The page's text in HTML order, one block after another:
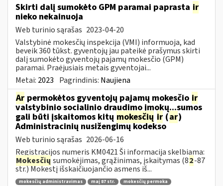
Skirti dalį sumokėto GPM paramai paprasta ir
nieko nekainuoja
Web turinio sąrašas 2023-04-20
Valstybinė mokesčių inspekcija (VMI) informuoja, kad
beveik 360 tūkst. gyventojų jau pateikė prašymus skirti
dalį sumokėto gyventojų pajamų mokesčio (GPM)
paramai. Praėjusiais metais gyventojai...
Metai: 2023 Pagrindinis: Naujiena
Ar permokėtos gyventojų pajamų mokesčio ir
valstybinio socialinio draudimo įmokų...sumos
gali būti įskaitomos kitų mokesčių ir (ar)
Administracinių nusižengimų kodekso
Web turinio sąrašas 2026-06-16
Registracijos numeris KM0421 Ši informacija skelbiama:
Mokesčių sumokėjimas, grąžinimas, įskaitymas (82-87
str.) Mokestį išskaičiuojančio asmens iš...
mokesčių administravimas maį 87 str.
mokesčių permoka